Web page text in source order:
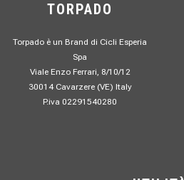
TORPADO
Torpado è un Brand di Cicli Esperia
Spa
Viale Enzo Ferrari, 8/10/12
30014 Cavarzere (VE) Italy
P.iva 02291540280